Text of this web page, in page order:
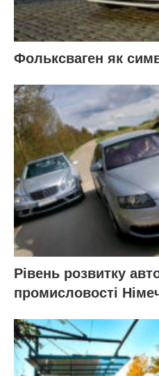
Фольксваген як
Рівень розвитку
промисловості